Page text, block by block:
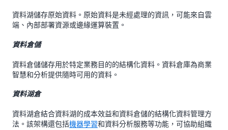
資料湖儲存原始資料。原始資料是未經處理的資訊，可能來自雲
端、內部部署資源或邊緣運算裝置。
資料倉儲
資料倉儲儲存用於特定業務目的的結構化資料。資料倉庫為商業
智慧和分析提供隨時可用的資料。
資料湖倉
資料湖倉結合資料湖的成本效益和資料倉儲的結構化資料管理方
法。該架構還包括機器學習和資料分析服務等功能，可協助組織